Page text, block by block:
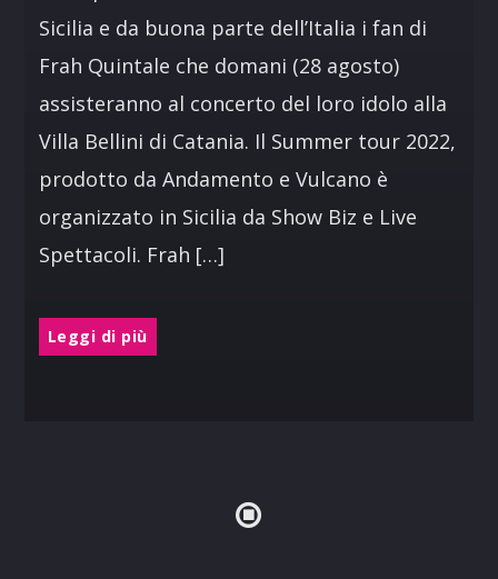
Sicilia e da buona parte dell’Italia i fan di
Frah Quintale che domani (28 agosto)
assisteranno al concerto del loro idolo alla
Villa Bellini di Catania. Il Summer tour 2022,
prodotto da Andamento e Vulcano è
organizzato in Sicilia da Show Biz e Live
Spettacoli. Frah […]
Leggi di più